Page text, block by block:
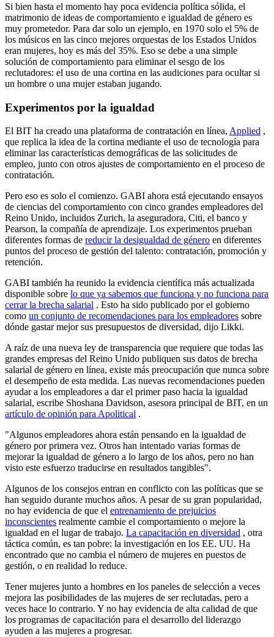
Si bien hasta el momento hay poca evidencia política sólida, el
matrimonio de ideas de comportamiento e igualdad de género es
muy prometedor. Para dar solo un ejemplo, en 1970 solo el 5% de
los músicos en las cinco mejores orquestas de los Estados Unidos
eran mujeres, hoy es más del 35%. Eso se debe a una simple
solución de comportamiento para eliminar el sesgo de los
reclutadores: el uso de una cortina en las audiciones para ocultar si
un hombre o una mujer estaban jugando.
Experimentos por la igualdad
El BIT ha creado una plataforma de contratación en línea, Applied ,
que replica la idea de la cortina mediante el uso de tecnología para
eliminar las características demográficas de las solicitudes de
empleo, junto con otros ajustes de comportamiento en el proceso de
contratación.
Pero eso es solo el comienzo. GABI ahora está ejecutando ensayos
de ciencias del comportamiento con cinco grandes empleadores del
Reino Unido, incluidos Zurich, la aseguradora, Citi, el banco y
Pearson, la compañía de aprendizaje. Los experimentos prueban
diferentes formas de reducir la desigualdad de género en diferentes
puntos del proceso de gestión del talento: contratación, promoción y
retención.
GABI también ha reunido la evidencia científica más actualizada
disponible sobre lo que ya sabemos que funciona y no funciona para
cerrar la brecha salarial . Esto ha sido publicado por el gobierno
como un conjunto de recomendaciones para los empleadores sobre
dónde gastar mejor sus presupuestos de diversidad, dijo Likki.
A raíz de una nueva ley de transparencia que requiere que todas las
grandes empresas del Reino Unido publiquen sus datos de brecha
salarial de género en línea, existe más preocupación que nunca sobre
el desempeño de esta medida. Las nuevas recomendaciones pueden
ayudar a los empleadores a dar el primer paso hacia la igualdad
salarial, escribe Shoshana Davidson, asesora principal de BIT, en un
artículo de opinión para Apolitical .
"Algunos empleadores ahora están pensando en la igualdad de
género por primera vez. Otros han intentado varias formas de
mejorar la igualdad de género a lo largo de los años, pero no han
visto este esfuerzo traducirse en resultados tangibles".
Algunos de los consejos entran en conflicto con las políticas que se
han seguido durante muchos años. A pesar de su gran popularidad,
no hay evidencia de que el entrenamiento de prejuicios
inconscientes realmente cambie el comportamiento o mejore la
igualdad en el lugar de trabajo. La capacitación en diversidad , otra
táctica común, es tan pobre: la investigación en los EE. UU. Ha
encontrado que no cambia el número de mujeres en puestos de
gestión, o en realidad lo reduce.
Tener mujeres junto a hombres en los paneles de selección a veces
mejora las posibilidades de las mujeres de ser reclutadas, pero a
veces hace lo contrario. Y no hay evidencia de alta calidad de que
los programas de capacitación para el desarrollo del liderazgo
ayuden a las mujeres a progresar.